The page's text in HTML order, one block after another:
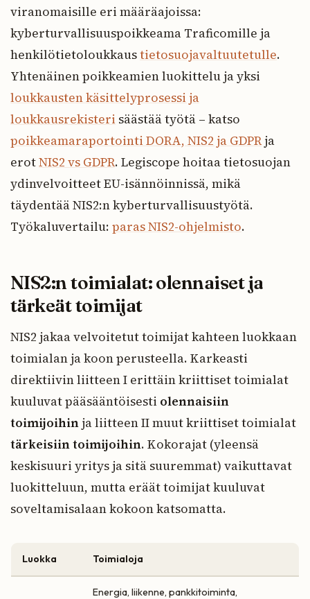
viranomaisille eri määräajoissa:
kyberturvallisuuspoikkeama Traficomille ja
henkilötietoloukkaustietosuojavaltuutetulle.
Yhtenäinen poikkeamien luokittelu ja yksi
loukkausten käsittelyprosessi ja
loukkausrekisteri säästää työtä – katso
poikkeamaraportointi DORA, NIS2 ja GDPR ja
erotNIS2 vs GDPR. Legiscope hoitaa tietosuojan
ydinvelvoitteet EU-isännöinnissä, mikä
täydentää NIS2:n kyberturvallisuustyötä.
Työkaluvertailu: paras NIS2-ohjelmisto.
NIS2:n toimialat: olennaiset ja
tärkeät toimijat
NIS2 jakaa velvoitetut toimijat kahteen luokkaan
toimialan ja koon perusteella. Karkeasti
direktiivin liitteen I erittäin kriittiset toimialat
kuuluvat pääsääntöisesti olennaisiin
toimijoihin ja liitteen II muut kriittiset toimialat
tärkeisiin toimijoihin. Kokorajat (yleensä
keskisuuri yritys ja sitä suuremmat) vaikuttavat
luokitteluun, mutta eräät toimijat kuuluvat
soveltamisalaan kokoon katsomatta.
Luokka Toimialoja
Energia, liikenne, pankkitoiminta,